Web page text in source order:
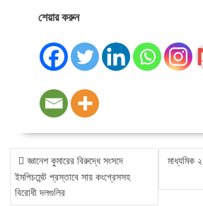
শেয়ার করুন
POST
NAVIGATION
জ্ঞানেশ কুমারের বিরুদ্ধে সংসদে
ইমপিচমেন্ট প্রস্তাবে সায় কংগ্রেসসহ
বিরোধী দলগুলির
মাধ্যমিক